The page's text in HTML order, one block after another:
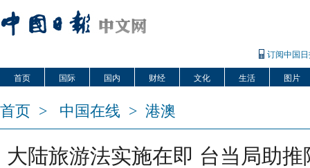
订阅中国
首页 国际 国内 财经 文化 生活 图片
首页 > 中国在线 > 港澳
大陆旅游法实施在即 台当局助推